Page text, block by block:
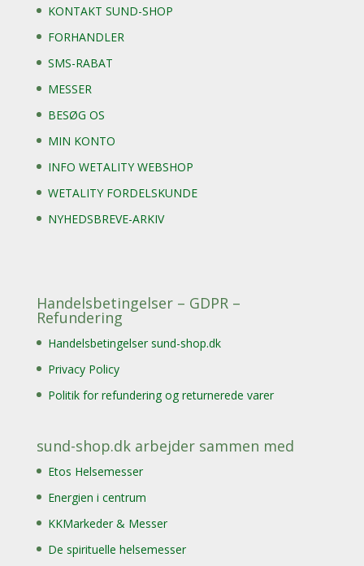
KONTAKT SUND-SHOP
FORHANDLER
SMS-RABAT
MESSER
BESØG OS
MIN KONTO
INFO WETALITY WEBSHOP
WETALITY FORDELSKUNDE
NYHEDSBREVE-ARKIV
Handelsbetingelser – GDPR –
Refundering
Handelsbetingelser sund-shop.dk
Privacy Policy
Politik for refundering og returnerede varer
sund-shop.dk arbejder sammen med
Etos Helsemesser
Energien i centrum
KKMarkeder & Messer
De spirituelle helsemesser